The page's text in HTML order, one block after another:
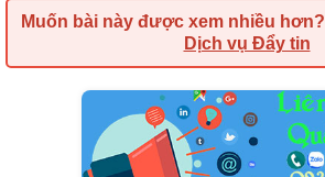
Muốn bài này được xem nhiều hơn?
Dịch vụ Đẩy tin